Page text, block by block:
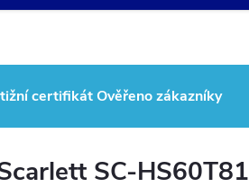
certifikát Ověřeno zákazníky
SC-HS60T81